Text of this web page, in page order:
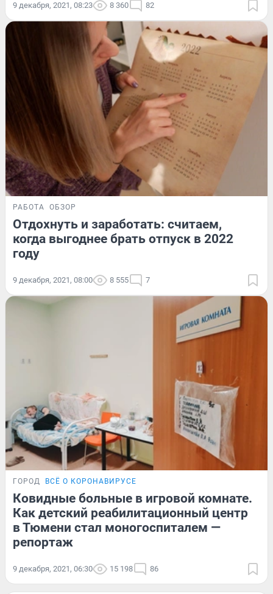
9 декабря, 2021, 08:23 8 360 82
РАБОТА ОБЗОР
Отдохнуть и заработать: считаем,
когда выгоднее брать отпуск в 2022
году
9 декабря, 2021, 08:00 8 555 7
ГОРОД ВСЁ О КОРОНАВИРУСЕ
Ковидные больные в игровой комнате.
Как детский реабилитационный центр
в Тюмени стал моногоспиталем —
репортаж
9 декабря, 2021, 06:30 15 198 86